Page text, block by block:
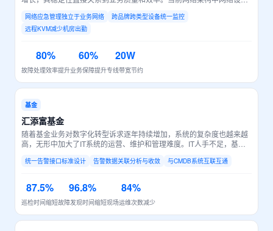
不足。
网络应急管理独立于业务网络
跨品牌跨类型设备统一监控
远程KVM减少机房出勤
80%
故障处理效率提升
60%
业务保障提升
20W
专线带宽节约
基金
汇添富基金
随着基金业务对数字化转型诉求逐年持续增加，系统的复杂度也越来越
高，无形中加大了IT系统的运营、维护和管理难度。IT人手不足，基金
对IT系统的依懒性越来越强。
统一告警接口标准设计 告警数据关联分析与收敛 与CMDB系统互联互通
87.5%
巡检时间缩短
96.8%
故障发现时间缩短
84%
现场运维次数减少